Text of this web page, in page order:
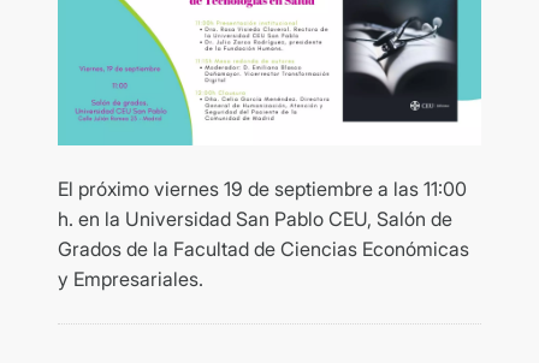
El próximo viernes 19 de septiembre a las 11:00
h. en la Universidad San Pablo CEU, Salón de
Grados de la Facultad de Ciencias Económicas
y Empresariales.